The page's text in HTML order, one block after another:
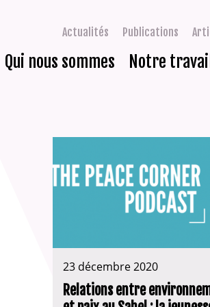
Actualités Publications
Qui nous sommes Notre travail
23 décembre 2020
Relations entre